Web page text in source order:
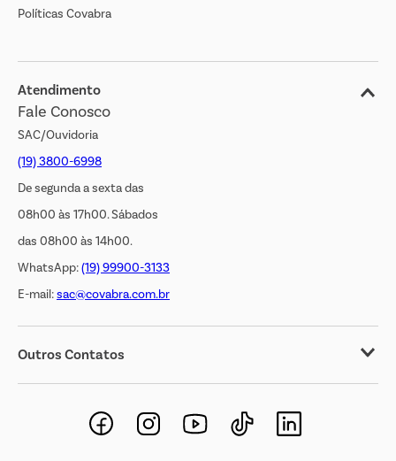
Cliente Bem Estar
Jornal de Ofertas
Transparência Salarial
Políticas Covabra
Atendimento
Fale Conosco
SAC/Ouvidoria
(19) 3800-6998
De segunda a sexta das
08h00 às 17h00. Sábados
das 08h00 às 14h00.
WhatsApp:(19) 99900-3133
E-mail:sac@covabra.com.br
Outros Contatos
Negócios Imobiliários
Novos Fornecedores